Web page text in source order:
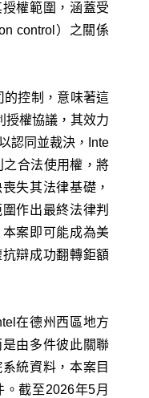
權範圍，涵蓋受
control）之關係
的控制，意味著這
授權協議，其效力
認同並裁決，Inte
之合法使用權，將
失其法律基礎，
作出最終法律判
案即可能成為美
辯成功翻轉鉅額
在德州西區地方
由多件彼此關聯
統資料，本案目
截至2026年5月